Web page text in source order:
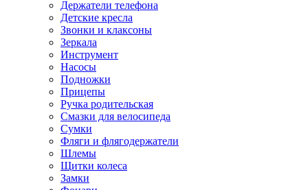
Держатели телефона
Детские кресла
Звонки и клаксоны
Зеркала
Инструмент
Насосы
Подножки
Прицепы
Ручка родительская
Смазки для велосипеда
Сумки
Фляги и флягодержатели
Шлемы
Щитки колеса
Замки